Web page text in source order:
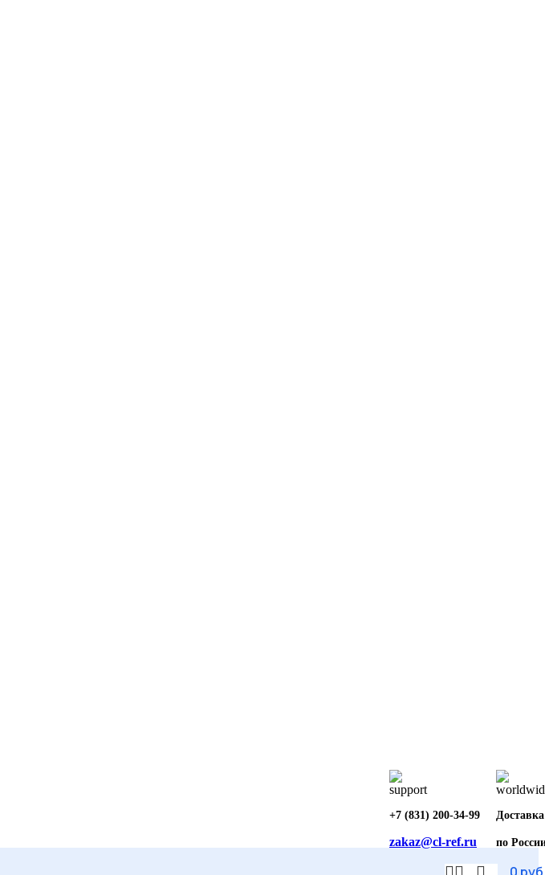
+7 (831) 200-34-99
zakaz@cl-ref.ru
Доставка
по